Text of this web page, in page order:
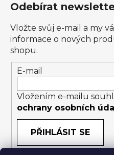
Odebírat
Vložte svůj e-mail a my
informace o nových
shopu.
E-mail
Vložením e-mailu
ochrany osobních
PŘIHLÁSIT SE